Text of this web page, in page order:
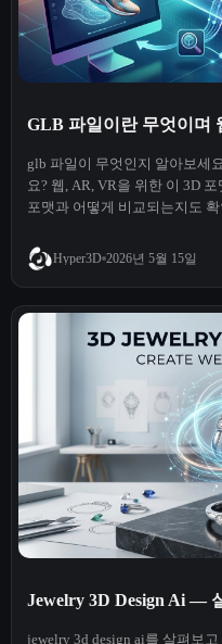
GLB 파일이란 무엇이며
glb 파일이 무엇인지 알아보세
요? 웹, AR, VR을 위한 이 3D
포맷과 어떻게 비교되는지도
Hyper3D 2026년 5월 15일
Jewelry 3D Design Ai —
jewelry 3d design ai를 살펴보